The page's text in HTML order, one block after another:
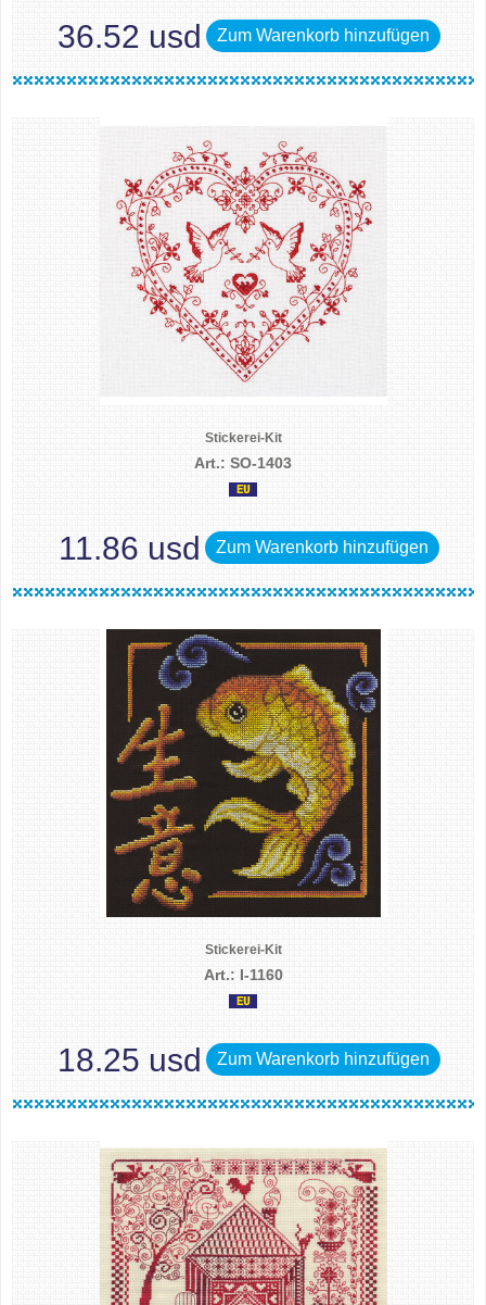
36.52 usd Zum Warenkorb hinzufügen
Stickerei-Kit
Art.: SO-1403
11.86 usd Zum Warenkorb hinzufügen
Stickerei-Kit
Art.: I-1160
18.25 usd Zum Warenkorb hinzufügen